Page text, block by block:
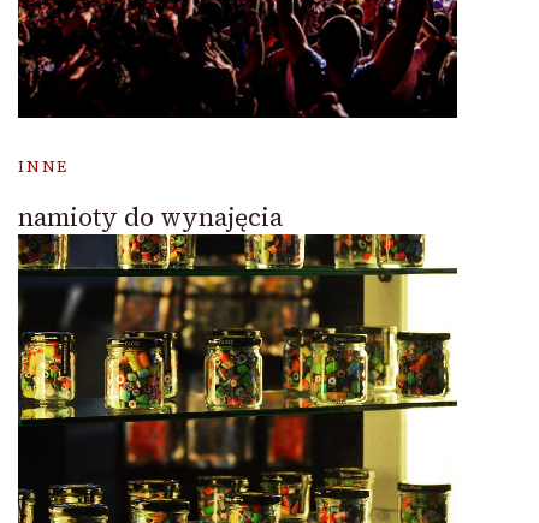
INNE
namioty do wynajęcia